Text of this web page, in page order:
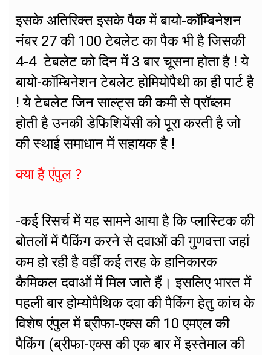
इसके अतिरिक्त इसके पैक में बायो-कॉम्बिनेशन
नंबर 27 की 100 टेबलेट का पैक भी है जिसकी
4-4 टेबलेट को दिन में 3 बार चूसना होता है ! ये
बायो-कॉम्बिनेशन टेबलेट होमियोपैथी का ही पार्ट है
! ये टेबलेट जिन साल्ट्स की कमी से प्रॉब्लम
होती है उनकी डेफिशियेंसी को पूरा करती है जो
की स्थाई समाधान में सहायक है !
क्या है एंपुल ?
-कई रिसर्च में यह सामने आया है कि प्लास्टिक की
बोतलों में पैकिंग करने से दवाओं की गुणवत्ता जहां
कम हो रही है वहीं कई तरह के हानिकारक
कैमिकल दवाओं में मिल जाते हैं। इसलिए भारत में
पहली बार होम्योपैथिक दवा की पैकिंग हेतु कांच के
विशेष एंपुल में ब्रीफा-एक्स की 10 एमएल की
पैकिंग (ब्रीफा-एक्स की एक बार में इस्तेमाल की